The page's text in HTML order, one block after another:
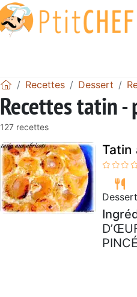
Recettes Dessert
Recettes tatin -
127 recettes
Tatin
Dessert